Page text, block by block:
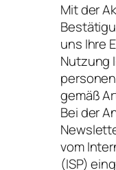
Mit der
uns Ihre
Nutzung
gemäß
Bei der
vom
(ISP)